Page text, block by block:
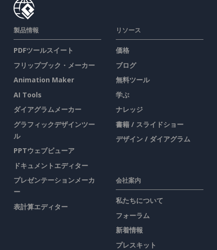
製品情報
PDFツールスイート
フリップブック・メーカー
Animation Maker
AI Tools
ダイアグラムメーカー
グラフィックデザインツー
ル
PPTウェブビューア
ドキュメントエディター
プレゼンテーションメーカ
ー
表計算エディター
リソース
価格
ブログ
無料ツール
学ぶ
ナレッジ
書籍 / スライドショー
デザイン / ダイアグラム
会社案内
私たちについて
フォーラム
新着情報
プレスキット